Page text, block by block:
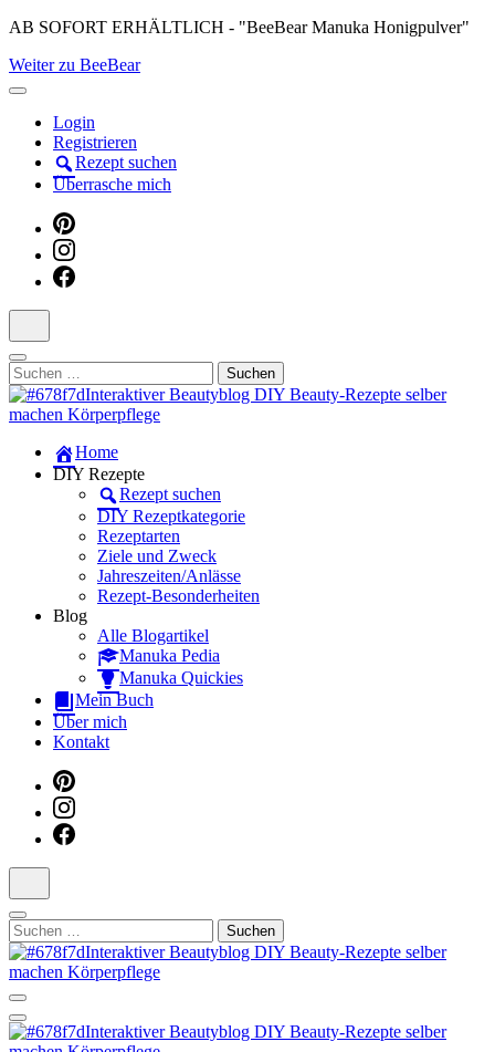
Skip
content
(Press
AB SOFORT ERHÄLTLICH - "BeeBear Manuka Honigpulver"
Weiter zu BeeBear
Login
Registrieren
Rezept suchen
Überrasche mich
Suchen
nach:
Manuka Magic – Natürlich schön:
Dein interaktiver DIY Beautyblog
Dein persönlicher interaktiver DIY Beautyblog
Home
DIY Rezepte
Rezept suchen
DIY Rezeptkategorie
Rezeptarten
Ziele und Zweck
Jahreszeiten/Anlässe
Rezept-Besonderheiten
Blog
Alle Blogartikel
Manuka Pedia
Manuka Quickies
Mein Buch
Über mich
Kontakt
Suchen
nach:
Manuka Magic – Natürlich schön: